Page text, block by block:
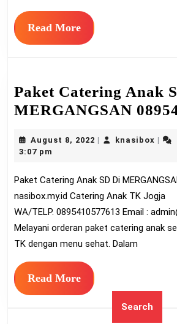
Read MoreRead
More
Paket Catering Anak
MERGANGSAN
August 8, 2022 Augustknasibox
3:07 pm
Paket Catering Anak SD Di MERGANGSAN 0895410577613 –
nasibox.my.id Catering Anak TK Jogja
WA/TELP. 0895410577613 Email :
Melayani orderan paket catering anak
TK dengan menu sehat. Dalam
Read MoreRead
More
Search